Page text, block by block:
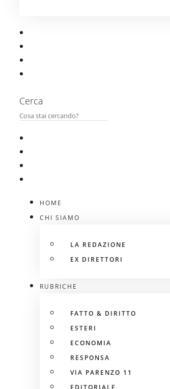
Cerca
HOME
CHI SIAMO
LA REDAZIONE
EX DIRETTORI
RUBRICHE
FATTO & DIRITTO
ESTERI
ECONOMIA
RESPONSA
VIA PARENZO 11
EDITORIALE